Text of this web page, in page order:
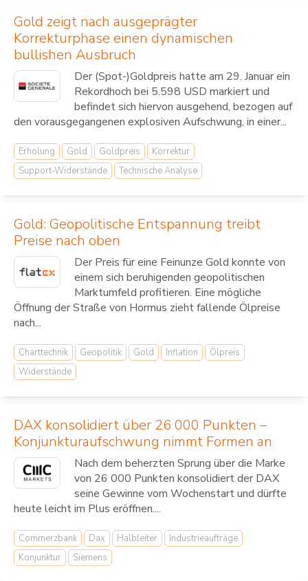
Gold zeigt nach ausgeprägter
Korrekturphase einen dynamischen
bullishen Ausbruch
Der (Spot-)Goldpreis hatte am 29. Januar ein
Rekordhoch bei 5.598 USD markiert und
befindet sich hiervon ausgehend, bezogen auf
den vorausgegangenen explosiven Aufschwung, in einer...
Erholung Gold Goldpreis
Korrektur
Support-Widerstände
Technische Analyse
Gold: Geopolitische Entspannung treibt
Preise nach oben
Der Preis für eine Feinunze Gold konnte von
einem sich beruhigenden geopolitischen
Marktumfeld profitieren. Eine mögliche
Öffnung der Straße von Hormus zieht fallende Ölpreise
nach...
Charttechnik Geopolitik Gold Inflation
Ölpreis
Widerstände
DAX konsolidiert über 26 000 Punkten –
Konjunkturaufschwung nimmt Formen an
Nach dem beherzten Sprung über die Marke
von 26 000 Punkten konsolidiert der DAX
seine Gewinne vom Wochenstart und dürfte
heute leicht im Plus eröffnen....
Commerzbank Dax Halbleiter
Industrieaufträge
Konjunktur
Siemens